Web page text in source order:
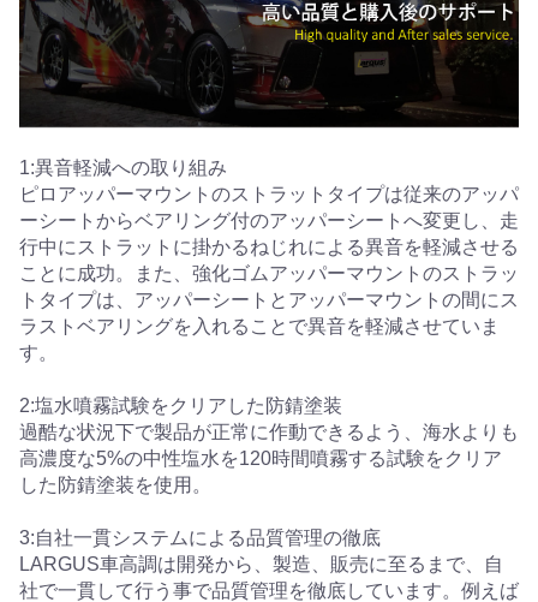
1:異音軽減への取り組み
ピロアッパーマウントのストラットタイプは従来のアッパ
ーシートからベアリング付のアッパーシートへ変更し、走
行中にストラットに掛かるねじれによる異音を軽減させる
ことに成功。また、強化ゴムアッパーマウントのストラッ
トタイプは、アッパーシートとアッパーマウントの間にス
ラストベアリングを入れることで異音を軽減させていま
す。
2:塩水噴霧試験をクリアした防錆塗装
過酷な状況下で製品が正常に作動できるよう、海水よりも
高濃度な5%の中性塩水を120時間噴霧する試験をクリア
した防錆塗装を使用。
3:自社一貫システムによる品質管理の徹底
LARGUS車高調は開発から、製造、販売に至るまで、自
社で一貫して行う事で品質管理を徹底しています。例えば